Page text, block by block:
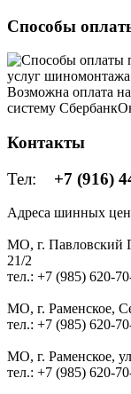
Способы
Возможна оплата
систему
Контакты
Тел: +7 (916)
Адреса шинных
МО, г. Павловский
21/2
тел.: +7 (985) 620-
МО, г. Раменское,
тел.: +7 (985) 620-
МО, г. Раменское,
тел.: +7 (985) 620-